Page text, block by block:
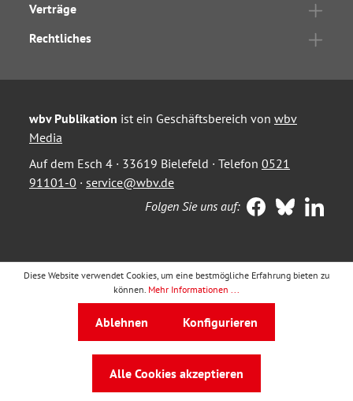
Verträge
Rechtliches
wbv Publikation ist ein Geschäftsbereich von wbv
Media
Auf dem Esch 4 · 33619 Bielefeld · Telefon 0521
91101-0 · service@wbv.de
Folgen Sie uns auf:
Diese Website verwendet Cookies, um eine bestmögliche Erfahrung bieten zu
können. Mehr Informationen ...
Ablehnen Konfigurieren
Alle Cookies akzeptieren